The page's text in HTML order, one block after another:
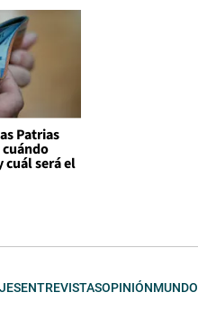
Patrias
cuál será el
ENTREVISTASOPINIÓNMUNDO